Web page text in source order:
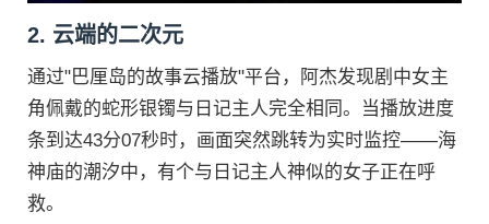
2. 云端的二次元
通过"巴厘岛的故事云播放"平台，阿杰发现剧中女主
角佩戴的蛇形银镯与日记主人完全相同。当播放进度
条到达43分07秒时，画面突然跳转为实时监控——海
神庙的潮汐中，有个与日记主人神似的女子正在呼
救。